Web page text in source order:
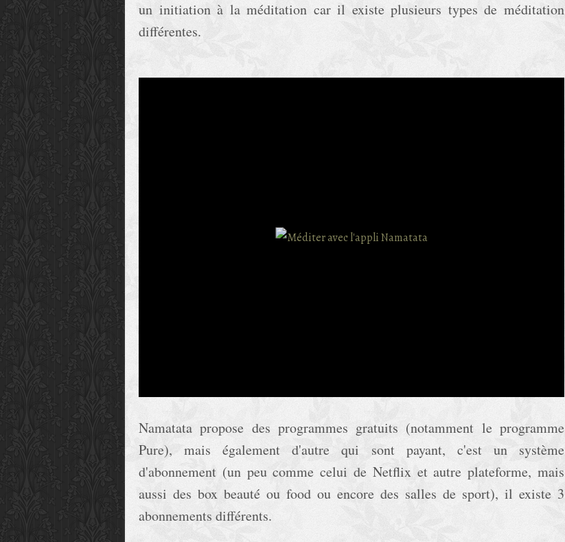
un initiation à la méditation car il existe plusieurs types de méditation
différentes.
Namatata propose des programmes gratuits (notamment le programme
Pure), mais également d'autre qui sont payant, c'est un système
d'abonnement (un peu comme celui de Netflix et autre plateforme, mais
aussi des box beauté ou food ou encore des salles de sport), il existe 3
abonnements différents.